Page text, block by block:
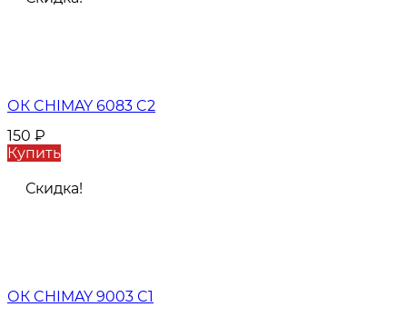
ОК CHIMAY 6083 C2
150 ₽
Купить
Скидка!
ОК CHIMAY 9003 C1